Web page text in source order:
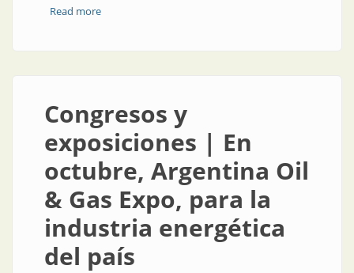
Read moreabout Congresos y Exposiciones | En septiembre, la
Congresos y
exposiciones | En
octubre, Argentina Oil
& Gas Expo, para la
industria energética
del país